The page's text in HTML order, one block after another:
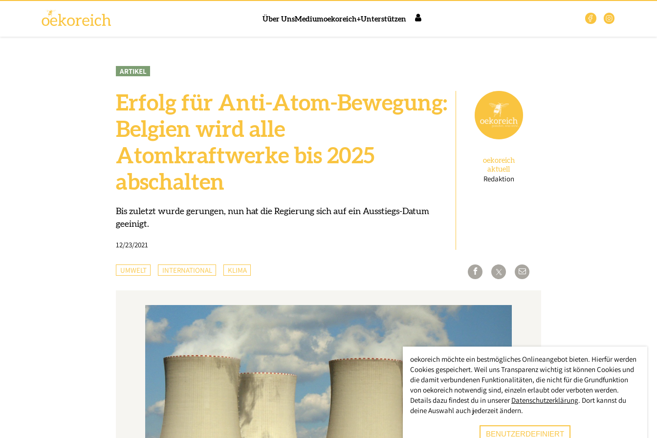
Über UnsMediumoekoreich+Unterstützen
ARTIKEL
Erfolg für Anti-Atom-Bewegung:
Belgien wird alle
Atomkraftwerke bis 2025
abschalten
Bis zuletzt wurde gerungen, nun hat die Regierung sich auf ein Ausstiegs-Datum
geeinigt.
12/23/2021
oekoreich
aktuell
Redaktion
UMWELT INTERNATIONAL KLIMA
oekoreich möchte ein bestmögliches Onlineangebot bieten. Hierfür werden
Cookies gespeichert. Weil uns Transparenz wichtig ist können Cookies und
die damit verbundenen Funktionalitäten, die nicht für die Grundfunktion
von oekoreich notwendig sind, einzeln erlaubt oder verboten werden.
Details dazu findest du in unserer Datenschutzerklärung. Dort kannst du
deine Auswahl auch jederzeit ändern.
BENUTZERDEFINIERT